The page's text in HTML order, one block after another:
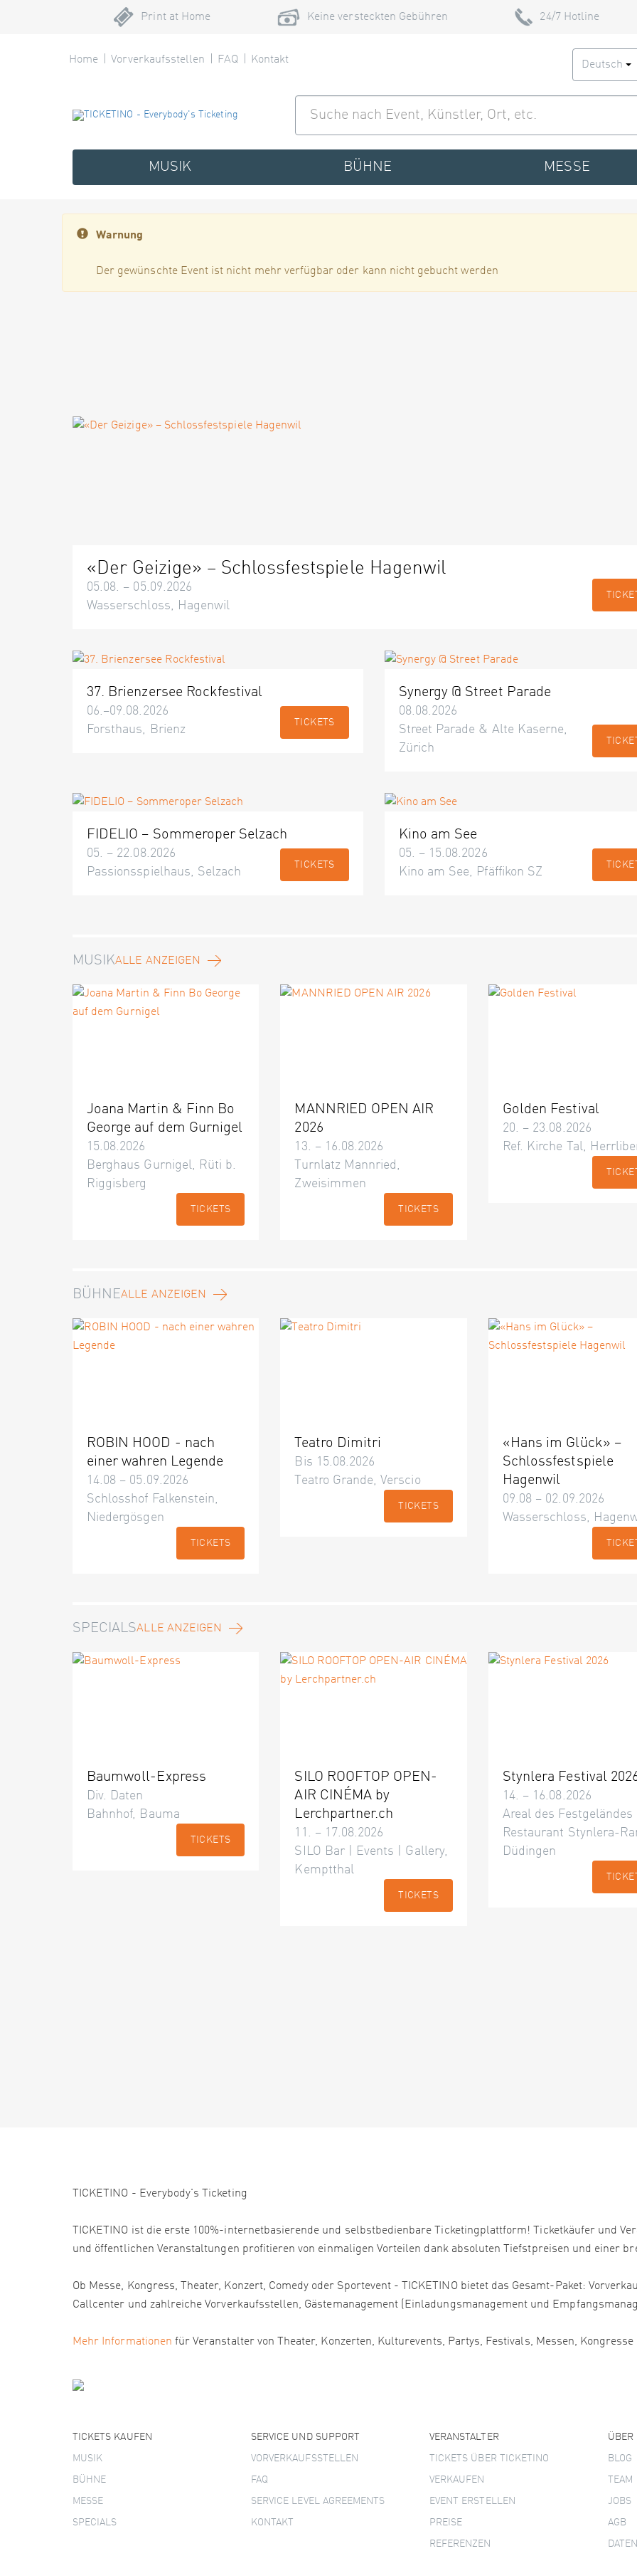
Print at Home Keine versteckten Gebühren 24/7 Hotline
Home Vorverkaufsstellen FAQ Kontakt Deutsch
MUSIK BÜHNE MESSE
Warnung
Der gewünschte Event ist nicht mehr verfügbar oder kann nicht gebucht werden
«Der Geizige» – Schlossfestspiele Hagenwil
05.08. – 05.09.2026
Wasserschloss, Hagenwil
37. Brienzersee Rockfestival
06.–09.08.2026
Forsthaus, Brienz
TICKETS
Synergy @ Street Parade
08.08.2026
Street Parade & Alte Kaserne,
Zürich
FIDELIO – Sommeroper Selzach
05. – 22.08.2026
Passionsspielhaus, Selzach
TICKETS
Kino am See
05. – 15.08.2026
Kino am See, Pfäffikon SZ
MUSIKALLE ANZEIGEN
Joana Martin & Finn Bo
George auf dem Gurnigel
15.08.2026
Berghaus Gurnigel, Rüti b.
Riggisberg
TICKETS
MANNRIED OPEN AIR
2026
13. – 16.08.2026
Turnlatz Mannried,
Zweisimmen
TICKETS
Golden Festival
20. – 23.08.2026
Ref. Kirche Tal,
BÜHNEALLE ANZEIGEN
ROBIN HOOD - nach
einer wahren Legende
14.08 – 05.09.2026
Schlosshof Falkenstein,
Niedergösgen
TICKETS
Teatro Dimitri
Bis 15.08.2026
Teatro Grande, Verscio
TICKETS
«Hans im Glück» –
Schlossfestspiele
Hagenwil
09.08 – 02.09.2026
Wasserschloss,
SPECIALSALLE ANZEIGEN
Baumwoll-Express
Div. Daten
Bahnhof, Bauma
TICKETS
SILO ROOFTOP OPEN-
AIR CINÉMA by
Lerchpartner.ch
11. – 17.08.2026
SILO Bar | Events | Gallery,
Kemptthal
TICKETS
Stynlera Festival
14. – 16.08.2026
Areal des Festgeländes
Restaurant Stynlera-
Düdingen
TICKETINO - Everybody's Ticketing
TICKETINO ist die erste 100%-internetbasierende und selbstbedienbare Ticketingplattform! Ticketkäufer und
und öffentlichen Veranstaltungen profitieren von einmaligen Vorteilen dank absoluten Tiefstpreisen und einer
Ob Messe, Kongress, Theater, Konzert, Comedy oder Sportevent - TICKETINO bietet das Gesamt-Paket:
Callcenter und zahlreiche Vorverkaufsstellen, Gästemanagement (Einladungsmanagement und
Mehr Informationen für Veranstalter von Theater, Konzerten, Kulturevents, Partys, Festivals, Messen,
TICKETS KAUFEN
MUSIK
BÜHNE
MESSE
SPECIALS
SERVICE UND SUPPORT
VORVERKAUFSSTELLEN
FAQ
SERVICE LEVEL AGREEMENTS
KONTAKT
VERANSTALTER
TICKETS ÜBER TICKETINO
VERKAUFEN
EVENT ERSTELLEN
PREISE
REFERENZEN
ÜBER
BLOG
TEAM
JOBS
AGB